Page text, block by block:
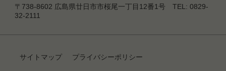
〒738-8602 広島県廿日市市桜尾一丁目12番1号 TEL: 0829-
32-2111
サイトマップ プライバシーポリシー